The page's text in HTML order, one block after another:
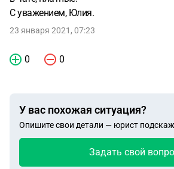
С уважением, Юлия.
23 января 2021, 07:23
0 0
У вас похожая ситуация?
Опишите свои детали — юрист
Задать свой